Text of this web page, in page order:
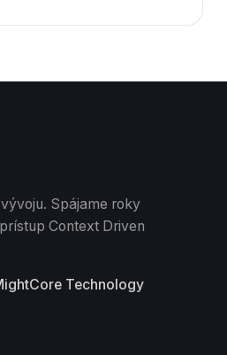
Spájame roky
Context Driven
Technology